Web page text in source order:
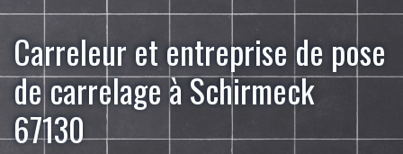
Carreleur et entreprise de pose
de carrelage à Schirmeck
67130